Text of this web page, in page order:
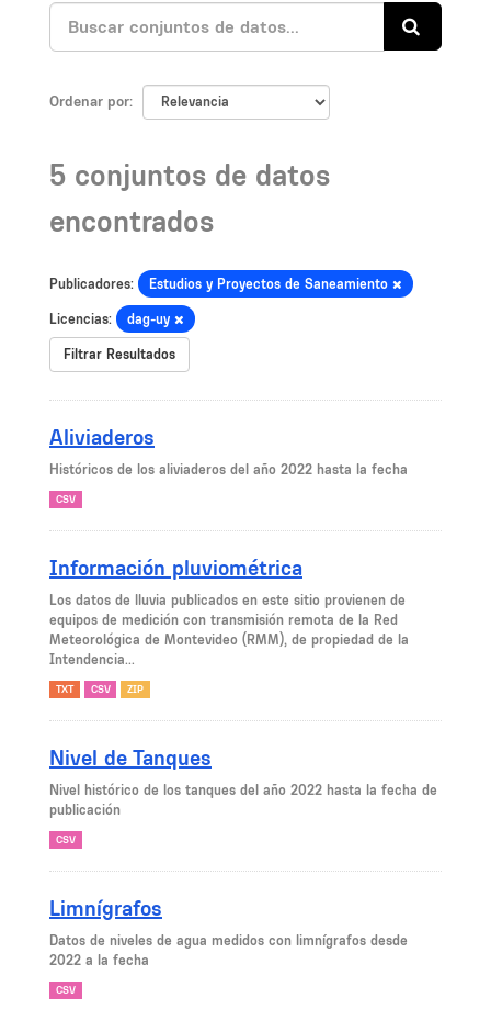
Ordenar por
5 conjuntos de datos
encontrados
Publicadores: Estudios y Proyectos de Saneamiento
Licencias: dag-uy
Filtrar Resultados
Aliviaderos
Históricos de los aliviaderos del año 2022 hasta la fecha
CSV
Información pluviométrica
Los datos de lluvia publicados en este sitio provienen de
equipos de medición con transmisión remota de la Red
Meteorológica de Montevideo (RMM), de propiedad de la
Intendencia...
TXT CSV ZIP
Nivel de Tanques
Nivel histórico de los tanques del año 2022 hasta la fecha de
publicación
CSV
Limnígrafos
Datos de niveles de agua medidos con limnígrafos desde
2022 a la fecha
CSV